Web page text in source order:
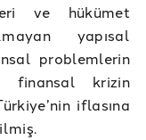
ve hükümet
yapısal
problemlerin
finansal krizin
iflasına